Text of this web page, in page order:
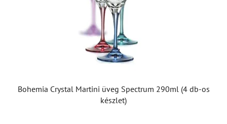
Bohemia Crystal Martini üveg Spectrum 290ml (4 db-os
készlet)